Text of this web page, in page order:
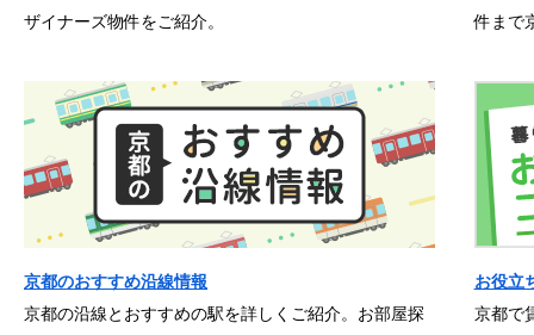
ザイナーズ物件をご紹介。
件まで
京都のおすすめ沿線情報
京都の沿線とおすすめの駅を詳しくご紹介。お部屋探
お役立
京都で